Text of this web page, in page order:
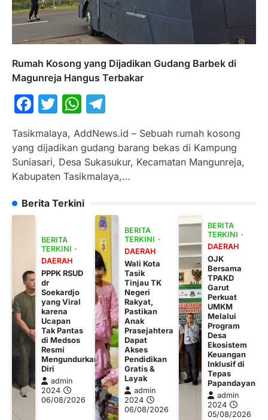
Rumah Kosong yang Dijadikan Gudang Barbek di
Magunreja Hangus Terbakar
Facebook
TwitterWhatsApp
Tasikmalaya, AddNews.id – Sebuah rumah kosong
yang dijadikan gudang barang bekas di Kampung
Suniasari, Desa Sukasukur, Kecamatan Mangunreja,
Kabupaten Tasikmalaya,…
Berita Terkini
BERITA
TERKINI
DAERAH
PPPK RSUD
dr
Soekardjo
yang Viral
karena
Ucapan
Tak Pantas
di Medsos
Resmi
Mengundurkan
Diri
admin
2024
06/08/2026
BERITA
TERKINI
DAERAH
Wali Kota
Tasik
Tinjau TK
Negeri
Rakyat,
Pastikan
Anak
Prasejahtera
Dapat
Akses
Pendidikan
Gratis &
Layak
admin
2024
06/08/2026
BERITA
TERKINI
DAERAH
OJK
Bersama
TPAKD
Garut
Perkuat
UMKM
Melalui
Program
Desa
Ekosistem
Keuangan
Inklusif di
Tepas
Papandayan
admin
2024
05/08/2026